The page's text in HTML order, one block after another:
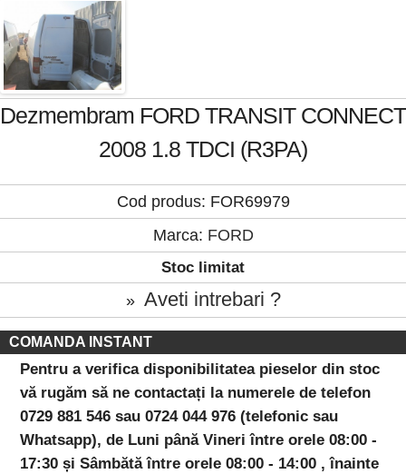
Dezmembram FORD TRANSIT CONNECT
2008 1.8 TDCI (R3PA)
Cod produs: FOR69979
Marca: FORD
Stoc limitat
» Aveti intrebari ?
COMANDA INSTANT
Pentru a verifica disponibilitatea pieselor din stoc
vă rugăm să ne contactați la numerele de telefon
0729 881 546 sau 0724 044 976 (telefonic sau
Whatsapp), de Luni până Vineri între orele 08:00 -
17:30 și Sâmbătă între orele 08:00 - 14:00 , înainte